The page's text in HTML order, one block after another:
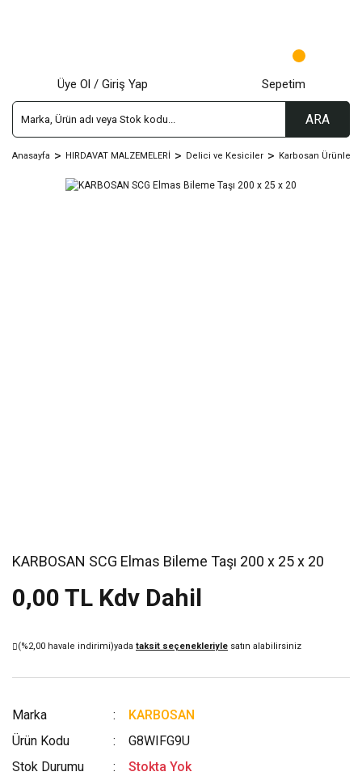
ARA
Üye Ol / Giriş Yap Sepetim
Anasayfa HIRDAVAT MALZEMELERİ Delici ve Kesiciler Karbosan Ürünleri
KARBOSAN SCG Elmas Bileme Taşı 200 x 25 x 20
0,00 TL Kdv Dahil
(%2,00 havale indirimi)yada taksit seçenekleriyle satın alabilirsiniz
Marka
KARBOSAN
Ürün Kodu
G8WIFG9U
Stok Durumu
Stokta Yok